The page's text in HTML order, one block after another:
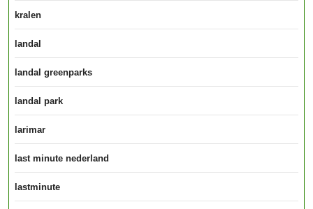
kralen
landal
landal greenparks
landal park
larimar
last minute nederland
lastminute